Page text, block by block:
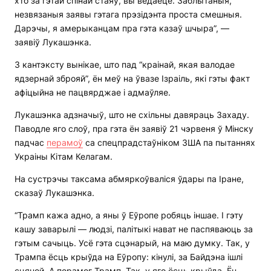
незвязаныя заявы гэтага прэзідэнта проста смешныя.
Дарэчы, я амерыканцам пра гэта казаў шчыра”, —
заявіў Лукашэнка.
З кантэксту вынікае, што пад “краінай, якая валодае
ядзернай зброяй”, ён меў на ўвазе Ізраіль, які гэты факт
афіцыйна не пацвярджае і адмаўляе.
Лукашэнка адзначыў, што не схільны давяраць Захаду.
Паводле яго слоў, пра гэта ён заявіў 21 чэрвеня ў Мінску
падчас перамоў са спецпрадстаўніком ЗША па пытаннях
Украіны Кітам Келагам.
На сустрэчы таксама абмяркоўваліся ўдары па Іране,
сказаў Лукашэнка.
“Трамп кажа адно, а яны ў Еўропе робяць іншае. І гэту
кашу заварылі — людзі, палітыкі нават не паспяваюць за
гэтым сачыць. Усё гэта сцэнарый, на маю думку. Так, у
Трампа ёсць крыўда на Еўропу: кінулі, за Байдэна ішлі